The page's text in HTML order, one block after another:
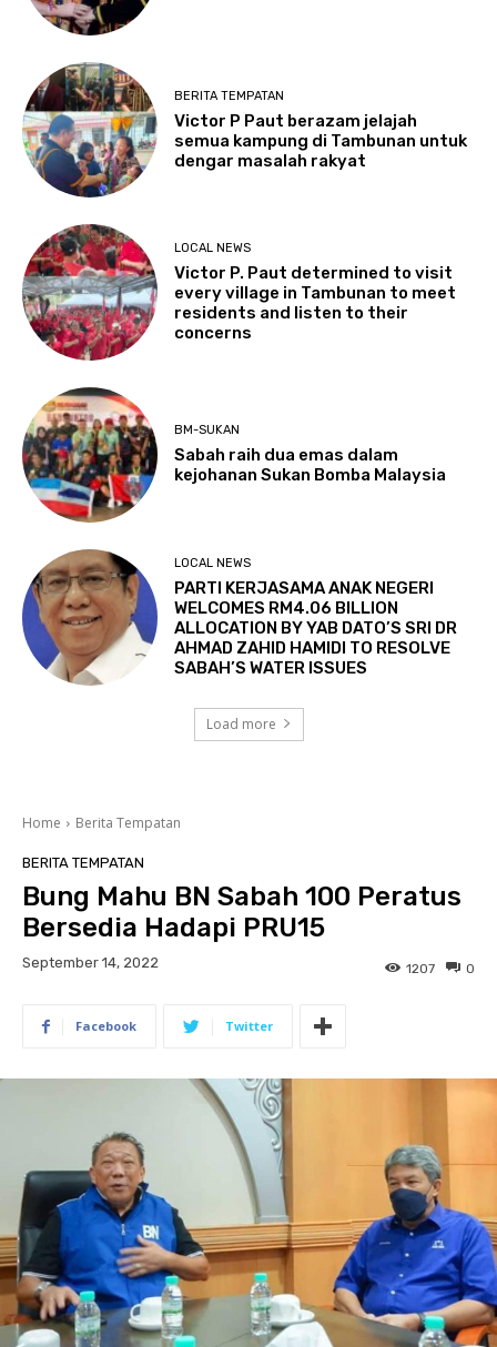
BERITA TEMPATAN
Victor P Paut berazam jelajah
semua kampung di Tambunan untuk
dengar masalah rakyat
LOCAL NEWS
Victor P. Paut determined to visit
every village in Tambunan to meet
residents and listen to their
concerns
BM-SUKAN
Sabah raih dua emas dalam
kejohanan Sukan Bomba Malaysia
LOCAL NEWS
PARTI KERJASAMA ANAK NEGERI
WELCOMES RM4.06 BILLION
ALLOCATION BY YAB DATO’S SRI DR
AHMAD ZAHID HAMIDI TO RESOLVE
SABAH’S WATER ISSUES
Load more